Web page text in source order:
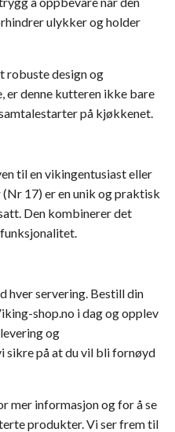
ulykker og holder
robuste design og
er denne kutteren ikke bare
på kjøkkenet.
til en vikingentusiast eller
17) er en unik og praktisk
Den kombinerer det
hver servering. Bestill din
shop.no i dag og opplev
og
sikre på at du vil bli fornøyd
mer informasjon og for å se
produkter. Vi ser frem til